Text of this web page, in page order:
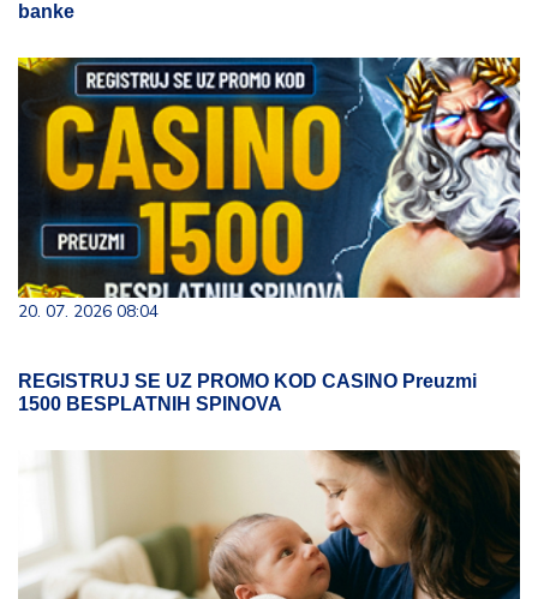
banke
20. 07. 2026 08:04
REGISTRUJ SE UZ PROMO KOD CASINO Preuzmi
1500 BESPLATNIH SPINOVA